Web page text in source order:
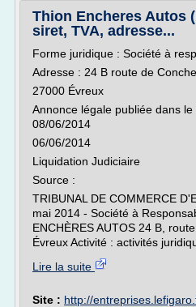
Thion Encheres Autos
siret, TVA, adresse...
Forme juridique : Société à
Adresse : 24 B route de
27000 Évreux
Annonce légale publiée dans
08/06/2014
06/06/2014
Liquidation Judiciaire
Source :
TRIBUNAL DE COMMERCE
mai 2014 - Société à
ENCHÈRES AUTOS 24 B,
Évreux Activité : activités
Lire la suite
Site : http://